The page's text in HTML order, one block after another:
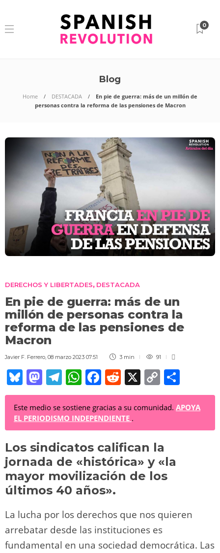
0
Blog
Home DESTACADA
En pie de guerra: más de un millón de
personas contra la reforma de las pensiones de Macron
DERECHOS Y LIBERTADES, DESTACADA
En pie de guerra: más de un
millón de personas contra la
reforma de las pensiones de
Macron
Javier F. Ferrero 08 marzo 2023 07:51 3 min 91
Bl
u
e
sk
y
M
a
st
o
d
o
n
T
el
e
gr
a
m
W
h
at
s
A
p
p
F
a
c
e
b
o
o
k
R
e
d
di
t
X C
o
p
Li
n
k
o
m
Este medio se sostiene gracias a su comunidad. APOYA
EL PERIODISMO INDEPENDIENTE .
Los sindicatos califican la
jornada de «histórica» y «la
mayor movilización de los
últimos 40 años».
La lucha por los derechos que nos quieren
arrebatar desde las instituciones es
fundamental en una sociedad democrática. Las